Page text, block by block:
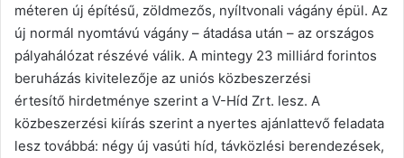
méteren új építésű, zöldmezős, nyíltvonali vágány épül. Az
új normál nyomtávú vágány – átadása után – az országos
pályahálózat részévé válik. A mintegy 23 milliárd forintos
beruházás kivitelezője az uniós közbeszerzési
értesítő hirdetménye szerint a V-Híd Zrt. lesz. A
közbeszerzési kiírás szerint a nyertes ajánlattevő feladata
lesz továbbá: négy új vasúti híd, távközlési berendezések,